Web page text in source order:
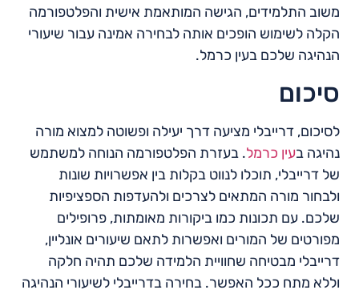
משוב התלמידים, הגישה המותאמת אישית והפלטפורמה
הקלה לשימוש הופכים אותה לבחירה אמינה עבור שיעורי
הנהיגה שלכם בעין כרמל.
סיכום
לסיכום, דרייבלי מציעה דרך יעילה ופשוטה למצוא מורה
נהיגה בעין כרמל. בעזרת הפלטפורמה הנוחה למשתמש
של דרייבלי, תוכלו לנווט בקלות בין אפשרויות שונות
ולבחור מורה המתאים לצרכים ולהעדפות הספציפיות
שלכם. עם תכונות כמו ביקורות מאומתות, פרופילים
מפורטים של המורים ואפשרות לתאם שיעורים אונליין,
דרייבלי מבטיחה שחוויית הלמידה שלכם תהיה חלקה
וללא מתח ככל האפשר. בחירה בדרייבלי לשיעורי הנהיגה